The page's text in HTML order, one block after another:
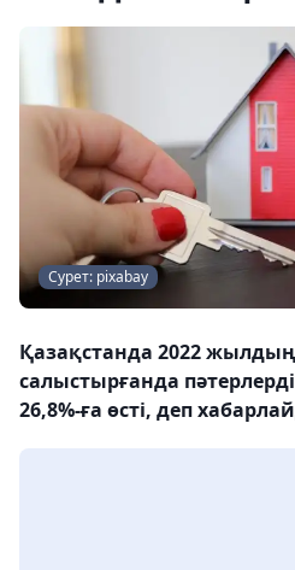
Сурет: pixabay
Қазақстанда 2022
салыстырғанда
26,8%-ға өсті, деп